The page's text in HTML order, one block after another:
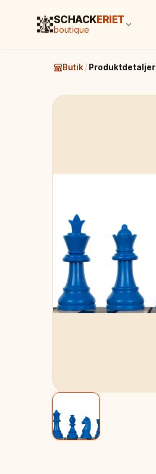
SCHACK ERIET
boutique
Butik/ Produktdetaljer